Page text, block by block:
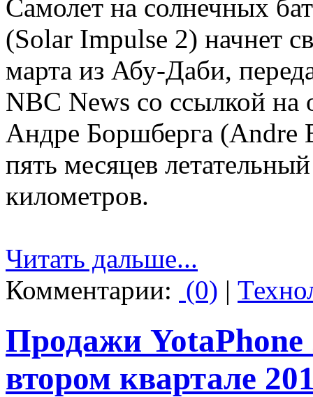
Самолет на солнечных
(Solar Impulse 2) начнет
марта из Абу-Даби,
NBC News со ссылкой на
Андре Боршберга (Andre
пять месяцев
километров.
Читать дальше...
Комментарии: (0) |
Продажи
втором квартале